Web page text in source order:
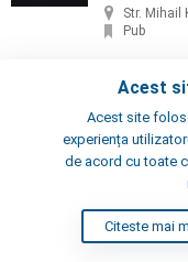
Str. Mihail
Pub
The Jar -
Detalii
Brașov,
Acest
Acest site
experiența
de acord cu toate
Citeste mai